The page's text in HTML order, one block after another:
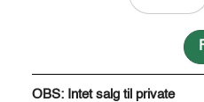
A
lOBS: Intet salg til private